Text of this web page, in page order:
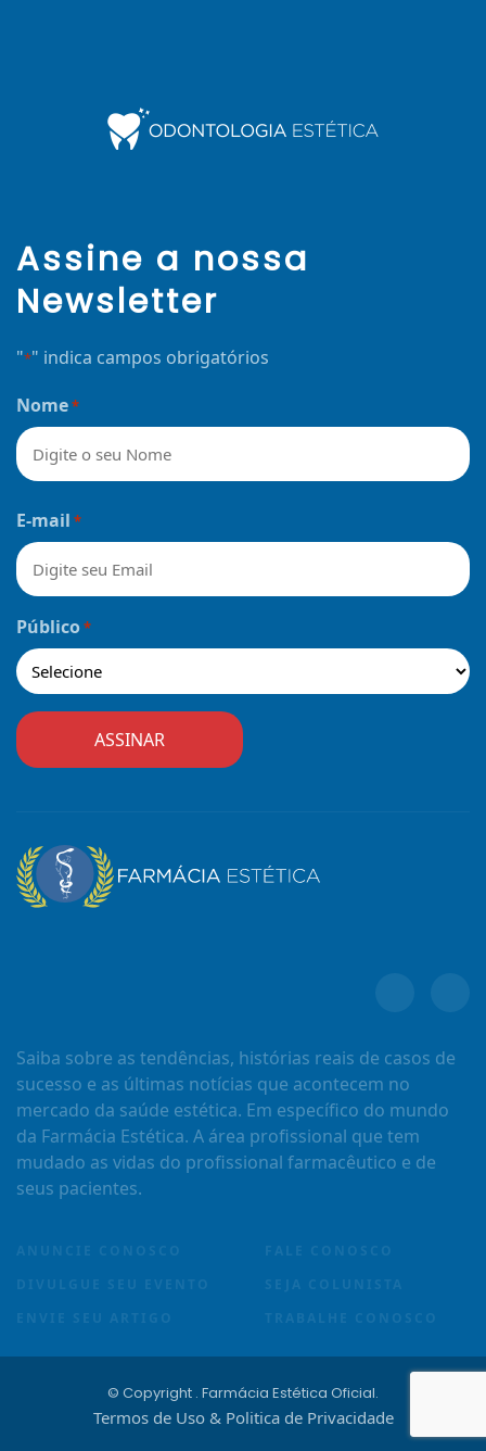
Assine a nossa
Newsletter
"*" indica campos obrigatórios
Nome*
E-mail *
Público*
Saiba sobre as tendências, histórias reais de casos de
sucesso e as últimas notícias que acontecem no
mercado da saúde estética. Em específico do mundo
da Farmácia Estética. A área profissional que tem
mudado as vidas do profissional farmacêutico e de
seus pacientes.
© Copyright . Farmácia Estética Oficial.
Termos de Uso & Politica de Privacidade